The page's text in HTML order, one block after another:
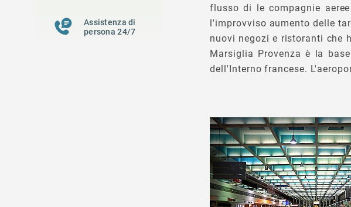
Assistenza di
persona 24/7
flusso di le compagnie
l'improvviso aumento delle
nuovi negozi e ristoranti che
Marsiglia Provenza è la
dell'Interno francese.